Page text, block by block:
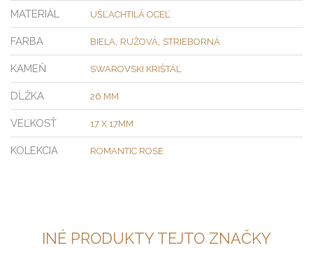
MATERIÁL UŠĽACHTILÁ OCEĽ
FARBA BIELA, RUŽOVÁ, STRIEBORNÁ
KAMEŇ SWAROVSKI KRIŠTÁĽ
DĹŽKA 26 MM
VEĽKOSŤ 17 X 17MM
KOLEKCIA ROMANTIC ROSE
INÉ PRODUKTY TEJTO ZNAČKY